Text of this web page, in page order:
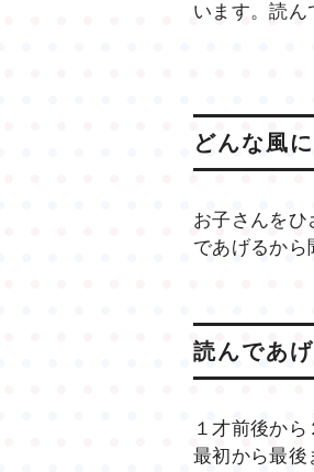
います。読ん
どんな風
お子さんを
であげるから
読んであ
１才前後か
最初から最後